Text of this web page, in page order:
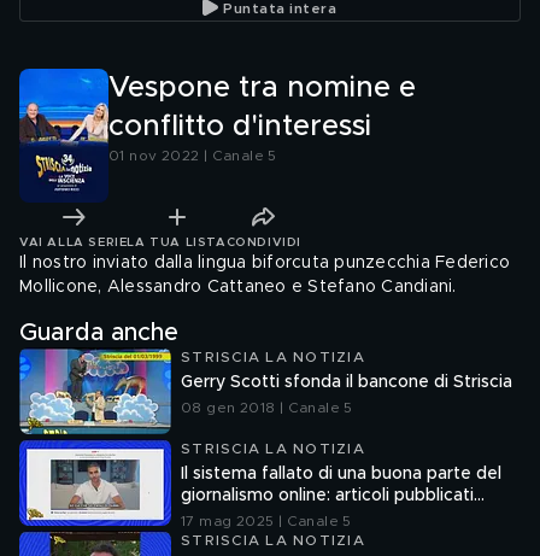
Puntata intera
Vespone tra nomine e
conflitto d'interessi
01 nov 2022 | Canale 5
VAI ALLA SERIE LA TUA LISTA CONDIVIDI
Il nostro inviato dalla lingua biforcuta punzecchia Federico
Mollicone, Alessandro Cattaneo e Stefano Candiani.
Guarda anche
STRISCIA LA NOTIZIA
Gerry Scotti sfonda il bancone di Striscia
08 gen 2018 | Canale 5
STRISCIA LA NOTIZIA
Il sistema fallato di una buona parte del
giornalismo online: articoli pubblicati
senza la verifica delle fonti
17 mag 2025 | Canale 5
STRISCIA LA NOTIZIA